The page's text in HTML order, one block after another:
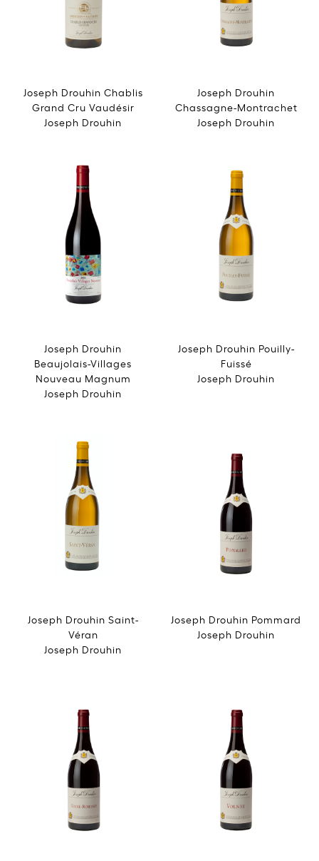
Joseph Drouhin Chablis
Grand Cru Vaudésir
Joseph Drouhin
Joseph Drouhin
Chassagne-Montrachet
Joseph Drouhin
Joseph Drouhin
Beaujolais-Villages
Nouveau Magnum
Joseph Drouhin
Joseph Drouhin Pouilly-
Fuissé
Joseph Drouhin
Joseph Drouhin Saint-
Véran
Joseph Drouhin
Joseph Drouhin Pommard
Joseph Drouhin